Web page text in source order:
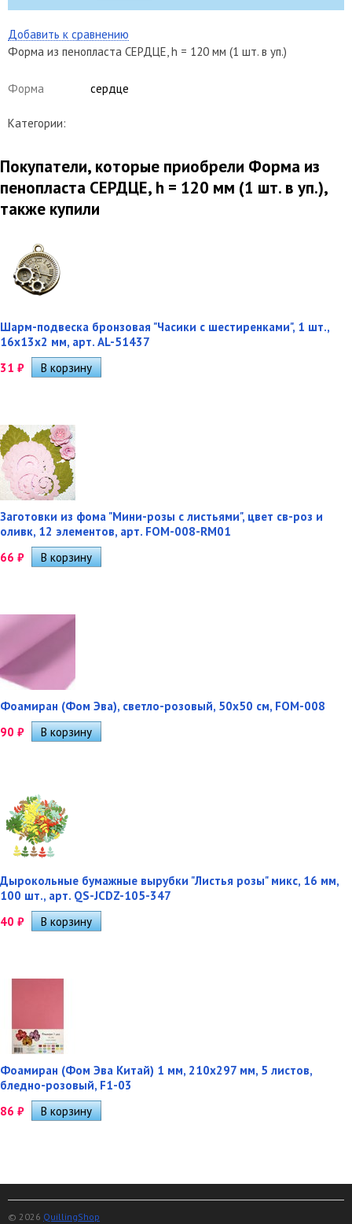
Добавить к сравнению
Форма из пенопласта СЕРДЦЕ, h = 120 мм (1 шт. в уп.)
Форма сердце
Категории:
Покупатели, которые приобрели Форма из
пенопласта СЕРДЦЕ, h = 120 мм (1 шт. в уп.),
также купили
Шарм-подвеска бронзовая "Часики с шестиренками", 1 шт.,
16х13х2 мм, арт. AL-51437
31 ₽
Заготовки из фома "Мини-розы с листьями", цвет св-роз и
оливк, 12 элементов, арт. FOM-008-RM01
66 ₽
Фоамиран (Фом Эва), светло-розовый, 50х50 см, FOM-008
90 ₽
Дырокольные бумажные вырубки "Листья розы" микс, 16 мм,
100 шт., арт. QS-JCDZ-105-347
40 ₽
Фоамиран (Фом Эва Китай) 1 мм, 210х297 мм, 5 листов,
бледно-розовый, F1-03
86 ₽
© 2026 QuillingShop